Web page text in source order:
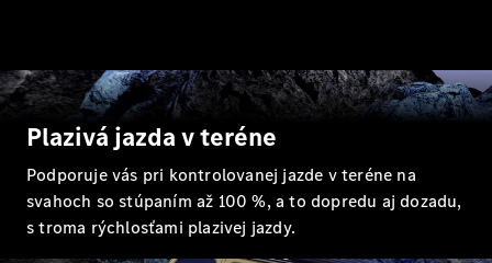
priamemu
odberu
Konfigurátor
Hatchback
Plazivá jazda v teréne
Podporuje vás pri kontrolovanej jazde v teréne na
svahoch so stúpaním až 100 %, a to dopredu aj dozadu,
s troma rýchlosťami plazivej jazdy.